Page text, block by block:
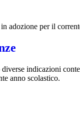
adozione per il
indicazioni
anno scolastico.